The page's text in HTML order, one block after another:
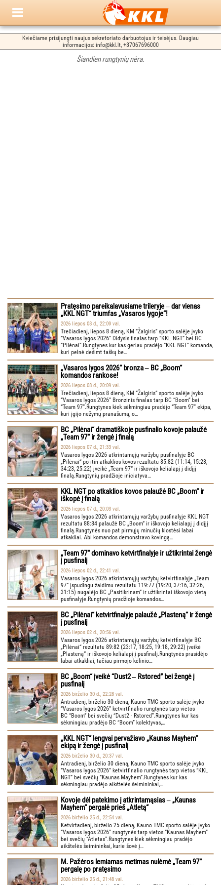
Kviečiame prisijungti naujus sekretoriato darbuotojus ir teisėjus. Daugiau
informacijos: info@kkl.lt, +37067696000
Šiandien rungtynių nėra.
Pratęsimo pareikalavusiame trileryje ‒ dar vienas
„KKL NGT“ triumfas „Vasaros lygoje“!
2026 liepos 08 d., 22:09 val.
Trečiadienį, liepos 8 dieną, KM “Žalgiris” sporto salėje įvyko
“Vasaros lygos 2026” Didysis finalas tarp “KKL NGT” bei BC
“Pilėnai”.Rungtynes kur kas geriau pradėjo “KKL NGT” komanda,
kuri pelnė dešimt taškų be…
„Vasaros lygos 2026“ bronza ‒ BC „Boom“
komandos rankose!
2026 liepos 08 d., 20:09 val.
Trečiadienį, liepos 8 dieną, KM “Žalgiris” sporto salėje įvyko
“Vasaros lygos 2026” Bronzinis finalas tarp BC “Boom” bei
“Team 97”.Rungtynes kiek sėkmingiau pradėjo “Team 97” ekipa,
kuri įgijo nežymų pranašumą, o…
BC „Pilėnai“ dramatiškoje pusfinalio kovoje palaužė
„Team 97“ ir žengė į finalą
2026 liepos 07 d., 21:33 val.
Vasaros lygos 2026 atkrintamųjų varžybų pusfinalyje BC
„Pilėnai“ po itin atkaklios kovos rezultatu 85:82 (11:14, 15:23,
34:23, 25:22) įveikė „Team 97“ ir iškovojo kelialapį į didįjį
finalą.Rungtynių pradžioje iniciatyva…
KKL NGT po atkaklios kovos palaužė BC „Boom“ ir
iškopė į finalą
2026 liepos 07 d., 20:03 val.
Vasaros lygos 2026 atkrintamųjų varžybų pusfinalyje KKL NGT
rezultatu 88:84 palaužė BC „Boom“ ir iškovojo kelialapį į didįjį
finalą.Rungtynės nuo pat pirmųjų minučių klostėsi labai
atkakliai. Abi komandos demonstravo kovingą…
„Team 97“ dominavo ketvirtfinalyje ir užtikrintai žengė
į pusfinalį
2026 liepos 02 d., 22:41 val.
Vasaros lygos 2026 atkrintamųjų varžybų ketvirtfinalyje „Team
97“ įspūdingu žaidimu rezultatu 119:77 (19:20, 37:16, 32:26,
31:15) nugalėjo BC „Pasitikrinam“ ir užtikrintai iškovojo vietą
pusfinalyje.Rungtynių pradžioje komandos…
BC „Pilėnai“ ketvirtfinalyje palaužė „Plasteną“ ir žengė
į pusfinalį
2026 liepos 02 d., 20:56 val.
Vasaros lygos 2026 atkrintamųjų varžybų ketvirtfinalyje BC
„Pilėnai“ rezultatu 89:82 (23:17, 18:25, 19:18, 29:22) įveikė
„Plasteną“ ir iškovojo kelialapį į pusfinalį.Rungtynės prasidėjo
labai atkakliai, tačiau pirmojo kėlinio…
BC „Boom“ įveikė “Dust2 ‒ Rstored” bei žengė į
pusfinalį
2026 birželio 30 d., 22:28 val.
Antradienį, birželio 30 dieną, Kauno TMC sporto salėje įvyko
“Vasaros lygos 2026” ketvirtfinalio rungtynės tarp vietos
BC “Boom” bei svečių “Dust2 - Rstored”.Rungtynes kur kas
sėkmingiau pradėjo BC “Boom” kolektyvas,…
„KKL NGT“ lengvai pervažiavo „Kaunas Mayhem“
ekipą ir žengė į pusfinalį
2026 birželio 30 d., 20:37 val.
Antradienį, birželio 30 dieną, Kauno TMC sporto salėje įvyko
“Vasaros lygos 2026” ketvirtfinalio rungtynės tarp vietos “KKL
NGT” bei svečių “Kaunas Mayhem”.Rungtynes kur kas
sėkmingiau pradėjo aikštelės šeimininkai,…
Kovoje dėl patekimo į atkrintamąsias ‒ „Kaunas
Mayhem“ pergalė prieš „Atletą“
2026 birželio 25 d., 22:54 val.
Ketvirtadienį, birželio 25 dieną, Kauno TMC sporto salėje įvyko
“Vasaros lygos 2026” rungtynės tarp vietos “Kaunas Mayhem”
bei svečių “Atletas”.Rungtynes kiek sėkmingiau pradėjo
aikštelės šeimininkai, kurie šovė į…
M. Pažėros lemiamas metimas nulėmė „Team 97“
pergalę po pratęsimo
2026 birželio 25 d., 21:48 val.